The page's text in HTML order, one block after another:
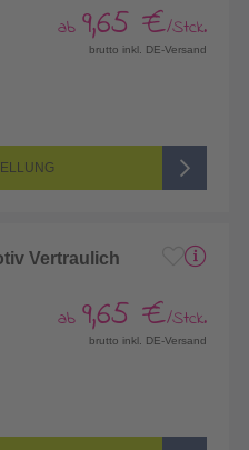
ab 9,65 €/Stck.
brutto inkl. DE-Versand
Vertraulich
ab 9,65 €/Stck.
brutto inkl. DE-Versand